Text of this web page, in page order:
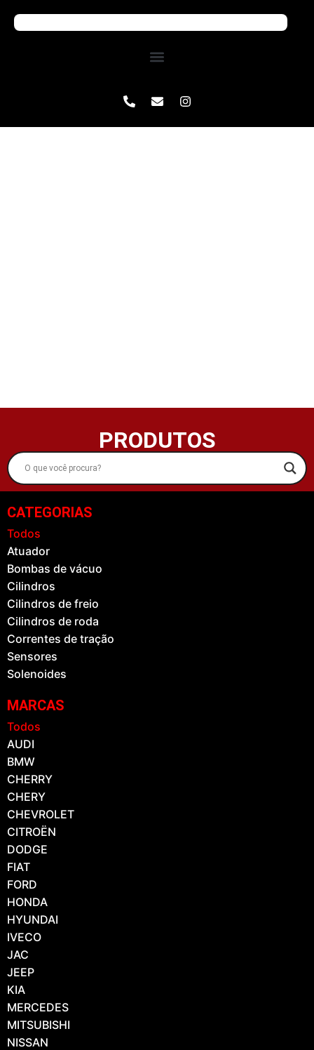
PRODUTOS
CATEGORIAS
Atuador
Bombas de vácuo
Cilindros
Cilindros de freio
Cilindros de roda
Correntes de tração
Sensores
Solenoides
Todos
MARCAS
AUDI
BMW
CHERRY
CHERY
CHEVROLET
CITROËN
DODGE
FIAT
FORD
HONDA
HYUNDAI
IVECO
JAC
JEEP
KIA
MERCEDES
MITSUBISHI
NISSAN
Todos